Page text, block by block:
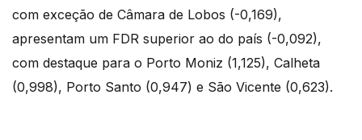
com exceção de Câmara de Lobos (-0,169),
apresentam um FDR superior ao do país (-0,092),
com destaque para o Porto Moniz (1,125), Calheta
(0,998), Porto Santo (0,947) e São Vicente (0,623).